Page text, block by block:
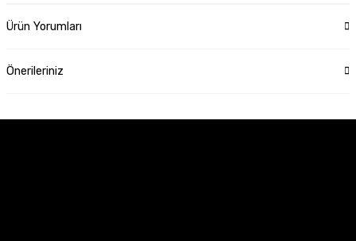
Ürün Yorumları
Önerileriniz